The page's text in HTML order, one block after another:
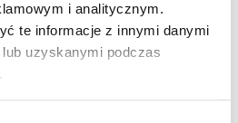
i analitycznym.
te informacje z innymi danymi
uzyskanymi podczas
Lino Sublime DETOXIFYING -
Szampon...
174,00 zł